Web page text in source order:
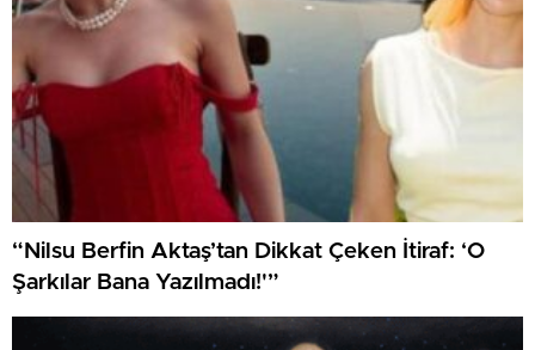
“Nilsu Berfin Aktaş’tan Dikkat Çeken İtiraf: ‘O
Şarkılar Bana Yazılmadı!'”